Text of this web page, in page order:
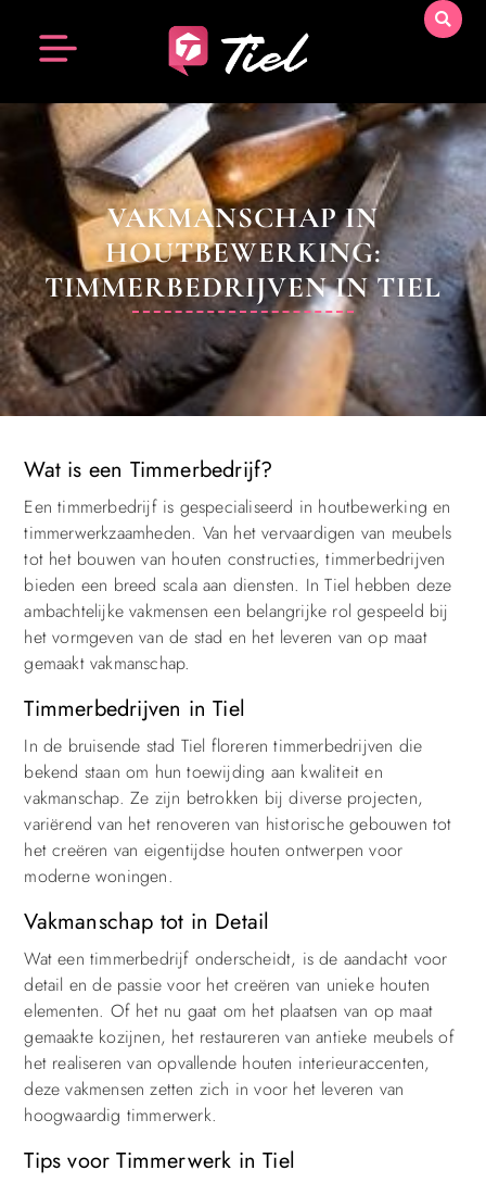
VAKMANSCHAP IN
HOUTBEWERKING:
TIMMERBEDRIJVEN IN TIEL
Wat is een Timmerbedrijf?
Een timmerbedrijf is gespecialiseerd in houtbewerking en
timmerwerkzaamheden. Van het vervaardigen van meubels
tot het bouwen van houten constructies, timmerbedrijven
bieden een breed scala aan diensten. In Tiel hebben deze
ambachtelijke vakmensen een belangrijke rol gespeeld bij
het vormgeven van de stad en het leveren van op maat
gemaakt vakmanschap.
Timmerbedrijven in Tiel
In de bruisende stad Tiel floreren timmerbedrijven die
bekend staan om hun toewijding aan kwaliteit en
vakmanschap. Ze zijn betrokken bij diverse projecten,
variërend van het renoveren van historische gebouwen tot
het creëren van eigentijdse houten ontwerpen voor
moderne woningen.
Vakmanschap tot in Detail
Wat een timmerbedrijf onderscheidt, is de aandacht voor
detail en de passie voor het creëren van unieke houten
elementen. Of het nu gaat om het plaatsen van op maat
gemaakte kozijnen, het restaureren van antieke meubels of
het realiseren van opvallende houten interieuraccenten,
deze vakmensen zetten zich in voor het leveren van
hoogwaardig timmerwerk.
Tips voor Timmerwerk in Tiel